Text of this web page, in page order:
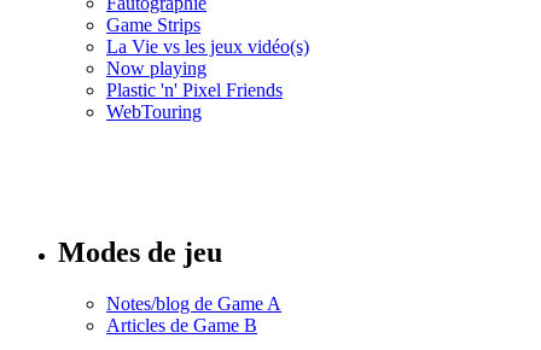
Game Strips
La Vie vs les jeux vidéo(s)
Now playing
Plastic 'n' Pixel Friends
WebTouring
Modes de jeu
Notes/blog de Game A
Articles de Game B